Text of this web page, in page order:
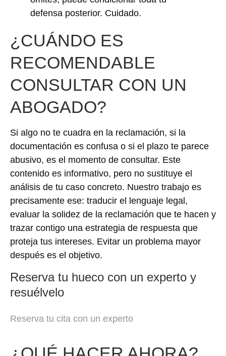
defensa posterior. Cuidado.
¿CUÁNDO ES
RECOMENDABLE
CONSULTAR CON UN
ABOGADO?
Si algo no te cuadra en la reclamación, si la
documentación es confusa o si el plazo te parece
abusivo, es el momento de consultar. Este
contenido es informativo, pero no sustituye el
análisis de tu caso concreto. Nuestro trabajo es
precisamente ese: traducir el lenguaje legal,
evaluar la solidez de la reclamación que te hacen y
trazar contigo una estrategia de respuesta que
proteja tus intereses. Evitar un problema mayor
después es el objetivo.
Reserva tu hueco con un experto y
resuélvelo
Reserva tu cita con un experto